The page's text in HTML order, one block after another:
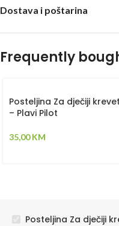
Dostava i poštarina
Frequently
Posteljina Za dječiji krevet
– Plavi Pilot
35,00KM
Posteljina Za dječiji